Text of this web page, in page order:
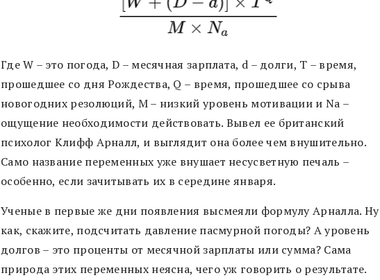
Где W – это погода, D – месячная зарплата, d – долги, T – время,
прошедшее со дня Рождества, Q – время, прошедшее со срыва
новогодних резолюций, M – низкий уровень мотивации и Na –
ощущение необходимости действовать. Вывел ее британский
психолог Клифф Арналл, и выглядит она более чем внушительно.
Само название переменных уже внушает несусветную печаль –
особенно, если зачитывать их в середине января.
Ученые в первые же дни появления высмеяли формулу Арналла. Ну
как, скажите, подсчитать давление пасмурной погоды? А уровень
долгов – это проценты от месячной зарплаты или сумма? Сама
природа этих переменных неясна, чего уж говорить о результате.